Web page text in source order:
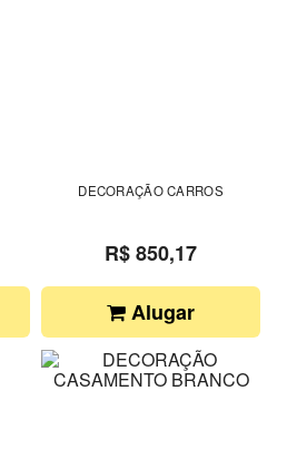
DECORAÇÃO CARROS
R$ 850,17
Alugar